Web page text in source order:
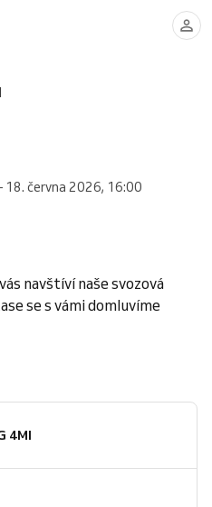
18. června 2026, 16:00
navštíví naše svozová
se s vámi domluvíme
4MI